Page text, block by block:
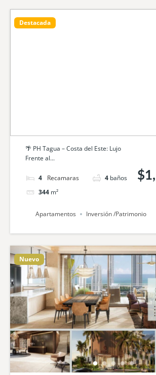
Destacada
🌴 PH Tagua – Costa del Este: Lujo
Frente al...
4 camas 4 baños
344 m²
Apartamentos Inversión /Patrimonio
Nuevo